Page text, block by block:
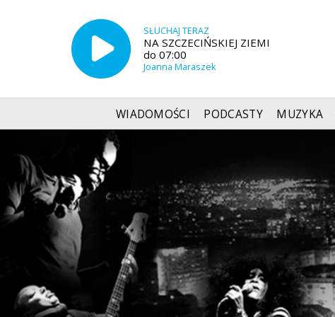
SŁUCHAJ TERAZ
NA SZCZECIŃSKIEJ ZIEMI
do 07:00
Joanna Maraszek
WIADOMOŚCI PODCASTY MUZYKA